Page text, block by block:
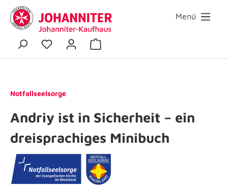
Menü
Notfallseelsorge
Andriy ist in Sicherheit – ein
dreisprachiges Minibuch